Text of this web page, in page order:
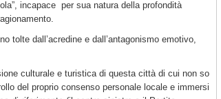
incapace per sua natura della profondità
tolte dall’acredine e dall’antagonismo emotivo,
culturale e turistica di questa città di cui non so
del proprio consenso personale locale e immersi